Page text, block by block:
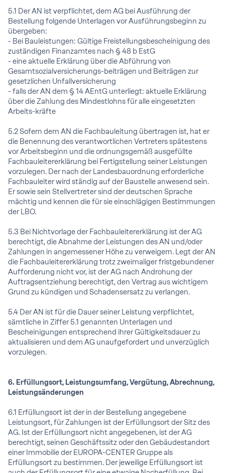
5.1 Der AN ist verpflichtet, dem AG bei Ausführung der
Bestellung folgende Unterlagen vor Ausführungsbeginn zu
übergeben:
- Bei Bauleistungen: Gültige Freistellungsbescheinigung des
zuständigen Finanzamtes nach § 48 b EstG
- eine aktuelle Erklärung über die Abführung von
Gesamtsozialversicherungs-beiträgen und Beiträgen zur
gesetzlichen Unfallversicherung
- falls der AN dem § 14 AEntG unterliegt: aktuelle Erklärung
über die Zahlung des Mindestlohns für alle eingesetzten
Arbeits-kräfte
5.2 Sofern dem AN die Fachbauleitung übertragen ist, hat er
die Benennung des verantwortlichen Vertreters spätestens
vor Arbeitsbeginn und die ordnungsgemäß ausgefüllte
Fachbauleitererklärung bei Fertigstellung seiner Leistungen
vorzulegen. Der nach der Landesbauordnung erforderliche
Fachbauleiter wird ständig auf der Baustelle anwesend sein.
Er sowie sein Stellvertreter sind der deutschen Sprache
mächtig und kennen die für sie einschlägigen Bestimmungen
der LBO.
5.3 Bei Nichtvorlage der Fachbauleitererklärung ist der AG
berechtigt, die Abnahme der Leistungen des AN und/oder
Zahlungen in angemessener Höhe zu verweigern. Legt der AN
die Fachbauleitererklärung trotz zweimaliger fristgebundener
Aufforderung nicht vor, ist der AG nach Androhung der
Auftragsentziehung berechtigt, den Vertrag aus wichtigem
Grund zu kündigen und Schadensersatz zu verlangen.
5.4 Der AN ist für die Dauer seiner Leistung verpflichtet,
sämtliche in Ziffer 5.1 genannten Unterlagen und
Bescheinigungen entsprechend ihrer Gültigkeitsdauer zu
aktualisieren und dem AG unaufgefordert und unverzüglich
vorzulegen.
6. Erfüllungsort, Leistungsumfang, Vergütung, Abrechnung,
Leistungsänderungen
6.1 Erfüllungsort ist der in der Bestellung angegebene
Leistungsort, für Zahlungen ist der Erfüllungsort der Sitz des
AG. Ist der Erfüllungsort nicht angegebenen, ist der AG
berechtigt, seinen Geschäftssitz oder den Gebäudestandort
einer Immobilie der EUROPA-CENTER Gruppe als
Erfüllungsort zu bestimmen. Der jeweilige Erfüllungsort ist